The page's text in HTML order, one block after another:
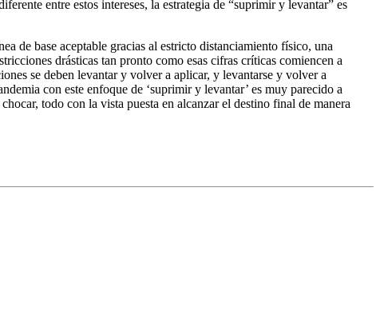
entre estos intereses, la estrategia de “suprimir y levantar” es
de base aceptable gracias al estricto distanciamiento físico, una
drásticas tan pronto como esas cifras críticas comiencen a
se deben levantar y volver a aplicar, y levantarse y volver a
con este enfoque de ‘suprimir y levantar’ es muy parecido a
todo con la vista puesta en alcanzar el destino final de manera